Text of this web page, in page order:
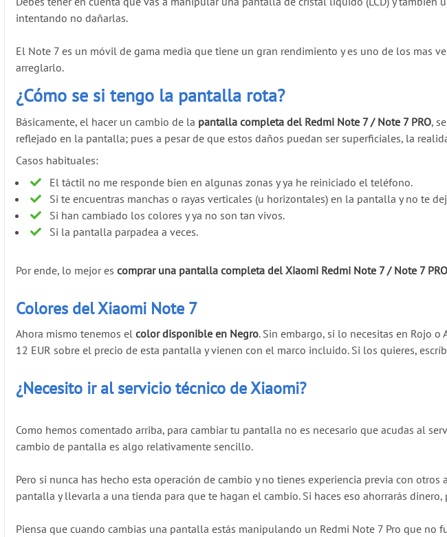
intentando no dañarlas.
El Note 7 es un móvil de gama media que tiene un gran rendimiento y es uno de los mas
arreglarlo.
¿Cómo se si tengo la pantalla rota?
Básicamente, el hacer un cambio de la pantalla completa del Redmi Note 7 / Note 7 PRO,
reflejado en la pantalla; pues a pesar de que estos daños puedan ser superficiales, la
Casos habituales:
El táctil no me responde bien en algunas zonas y ya he reiniciado el teléfono.
Si te encuentras manchas o rayas verticales (u horizontales) en la pantalla y no te
Si han cambiado los colores y ya no son tan vivos.
Si la pantalla parpadea a veces.
Por ende, lo mejor escomprar una pantalla completa del Xiaomi Redmi Note 7 / Note 7 PRO
Colores del Xiaomi Note 7
Ahora mismo tenemos elcolor disponible en Negro. Sin embargo, si lo necesitas en Rojo
12 EUR sobre el precio de esta pantalla y vienen con el marco incluido. Si los quieres,
¿Necesito ir al servicio técnico de Xiaomi?
Como hemos comentado arriba, para cambiar tu pantalla no es necesario que acudas al
cambio de pantalla es algo relativamente sencillo.
Pero si nunca has hecho esta operación de cambio y no tienes experiencia previa con
pantalla y llevarla a una tienda para que te hagan el cambio. Si haces eso ahorrarás
Piensa que cuando cambias una pantalla estás manipulando un Redmi Note 7 Pro que